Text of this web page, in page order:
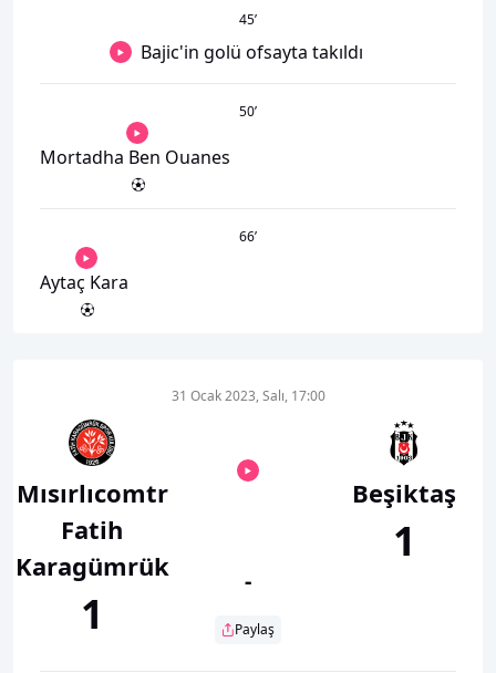
45’
Bajic'in golü ofsayta takıldı
50’
Mortadha Ben Ouanes
66’
Aytaç Kara
Mısırlıcomtr
Fatih
Karagümrük
1
31 Ocak 2023, Salı, 17:00
-
Paylaş
Beşiktaş
1